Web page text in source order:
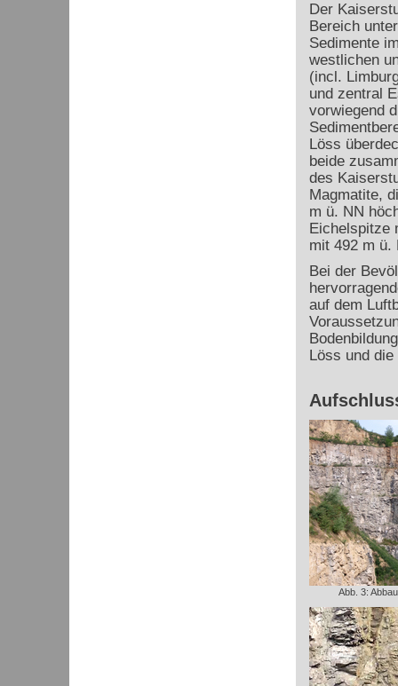
Der
Bereich
Sedimente
westlichen
(incl.
und zentral
vorwiegend
Löss
beide
des
Magmatite,
m ü. NN
Eichelspitze
mit 492 m ü.
Bei der
auf dem
Löss und
Abb. 3: